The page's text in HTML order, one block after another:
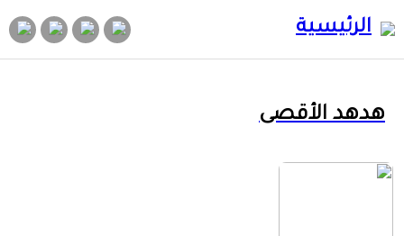
الرئيسية
هدهد الأقصى